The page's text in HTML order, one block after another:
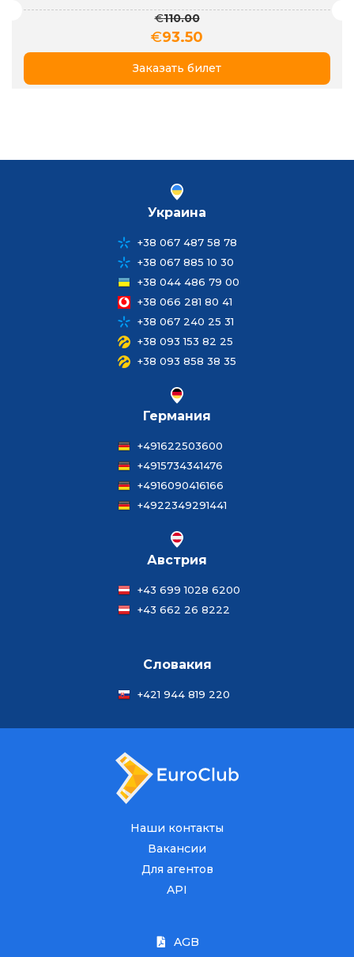
€110.00
€93.50
Заказать билет
Украина
+38 067 487 58 78
+38 067 885 10 30
+38 044 486 79 00
+38 066 281 80 41
+38 067 240 25 31
+38 093 153 82 25
+38 093 858 38 35
Германия
+491622503600
+4915734341476
+4916090416166
+4922349291441
Австрия
+43 699 1028 6200
+43 662 26 8222
Словакия
+421 944 819 220
Наши контакты
Вакансии
Для агентов
API
AGB